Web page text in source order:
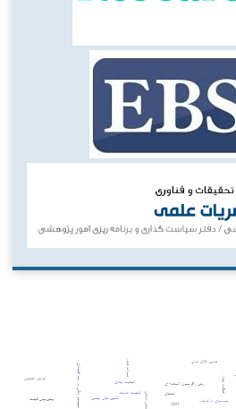
بدهی دولتی
روش رگرسیون آستانه¬ای
اشتغال
کیفیت نهادی
تأمین مالی جمعی
عملکرد پایدار
سودمندی درک‌شده
کیفیت خدمات سیستم بانکی و رشد اقتصادی تحولات فناوری بورس کالای ایران
پیش‌بینی قیمت
عوامل عملیاتی
xbrl